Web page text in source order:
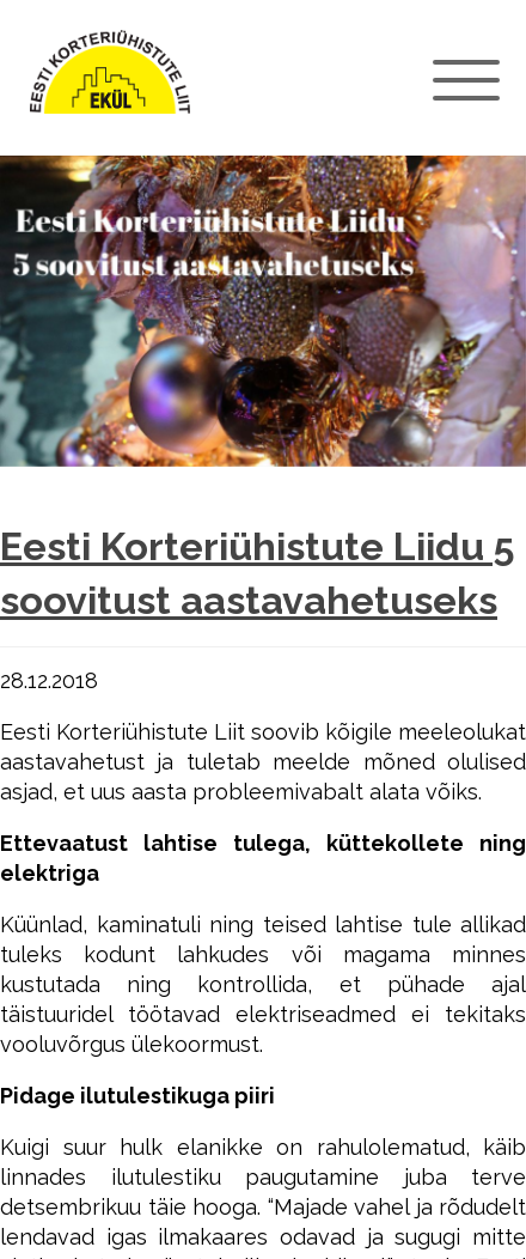
Eesti Korteriühistute Liidu 5
soovitust aastavahetuseks
28.12.2018
Eesti Korteriühistute Liit soovib kõigile meeleolukat
aastavahetust ja tuletab meelde mõned olulised
asjad, et uus aasta probleemivabalt alata võiks.
Ettevaatust lahtise tulega, küttekollete ning
elektriga
Küünlad, kaminatuli ning teised lahtise tule allikad
tuleks kodunt lahkudes või magama minnes
kustutada ning kontrollida, et pühade ajal
täistuuridel töötavad elektriseadmed ei tekitaks
vooluvõrgus ülekoormust.
Pidage ilutulestikuga piiri
Kuigi suur hulk elanikke on rahulolematud, käib
linnades ilutulestiku paugutamine juba terve
detsembrikuu täie hooga. “Majade vahel ja rõdudelt
lendavad igas ilmakaares odavad ja sugugi mitte